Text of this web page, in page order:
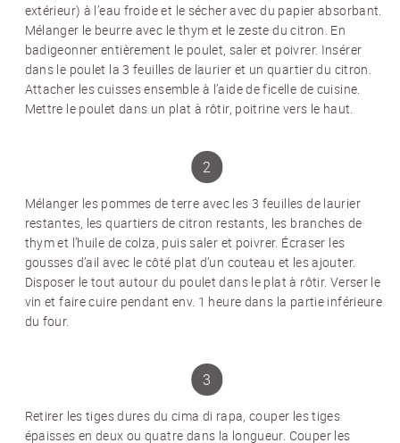
extérieur) à l’eau froide et le sécher avec du papier absorbant.
Mélanger le beurre avec le thym et le zeste du citron. En
badigeonner entièrement le poulet, saler et poivrer. Insérer
dans le poulet la 3 feuilles de laurier et un quartier du citron.
Attacher les cuisses ensemble à l’aide de ficelle de cuisine.
Mettre le poulet dans un plat à rôtir, poitrine vers le haut.
Mélanger les pommes de terre avec les 3 feuilles de laurier
restantes, les quartiers de citron restants, les branches de
thym et l’huile de colza, puis saler et poivrer. Écraser les
gousses d’ail avec le côté plat d’un couteau et les ajouter.
Disposer le tout autour du poulet dans le plat à rôtir. Verser le
vin et faire cuire pendant env. 1 heure dans la partie inférieure
du four.
Retirer les tiges dures du cima di rapa, couper les tiges
épaisses en deux ou quatre dans la longueur. Couper les